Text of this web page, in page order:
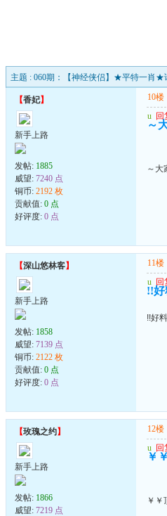
主题 : 060期：【神经侠侣】★平特一肖★
【香妃】
新手上路
发帖: 1885
威望: 7240 点
铜币: 2192 枚
贡献值: 0 点
好评度: 0 点
10楼
u 回
～
～大
【深山悠林客】
新手上路
发帖: 1858
威望: 7139 点
铜币: 2122 枚
贡献值: 0 点
好评度: 0 点
11楼
u 回
!!
!!好
【玫瑰之约】
新手上路
发帖: 1866
威望: 7219 点
12楼
u 回
￥
￥￥